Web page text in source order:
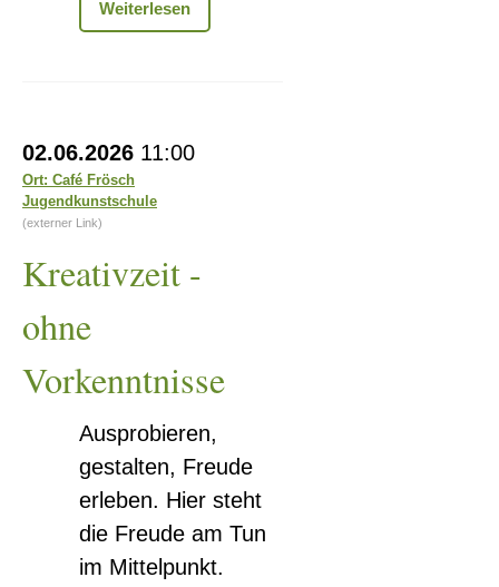
WeiterlesenAusstellung
„Ein
alter
02.06.2026 11:00
Ort: Café Frösch
Jugendkunstschule
(externer Link)
Kreativzeit -
ohne
Vorkenntnisse
Ausprobieren,
gestalten, Freude
erleben. Hier steht
die Freude am Tun
im Mittelpunkt.